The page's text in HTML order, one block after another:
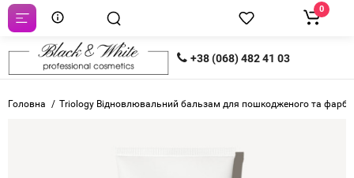
+38 (068) 482 41 03
0
Головна Triology Відновлювальний бальзам для пошкодженого та